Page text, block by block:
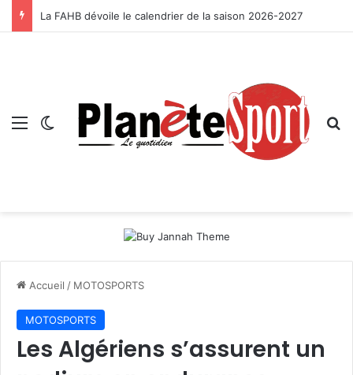
La FAHB dévoile le calendrier de la saison 2026-2027
Menu Switch skin
Accueil / MOTOSPORTS
MOTOSPORTS
Les Algériens s’assurent un